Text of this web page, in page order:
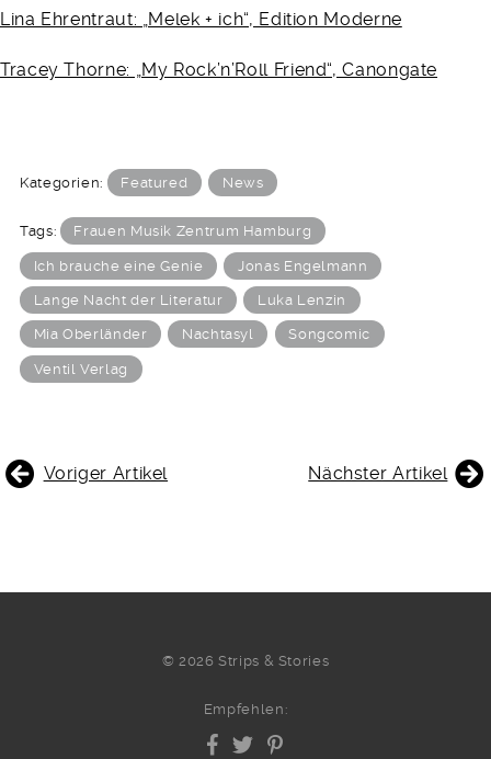
Lina Ehrentraut: „Melek + ich“, Edition Moderne
Tracey Thorne: „My Rock’n’Roll Friend“, Canongate
Kategorien: Featured News
Tags: Frauen Musik Zentrum Hamburg
Ich brauche eine Genie Jonas Engelmann
Lange Nacht der Literatur Luka Lenzin
Mia Oberländer Nachtasyl Songcomic
Ventil Verlag
BEITRAGSNAVIGATION
Voriger Artikel Nächster Artikel
© 2026 Strips & Stories
Empfehlen: